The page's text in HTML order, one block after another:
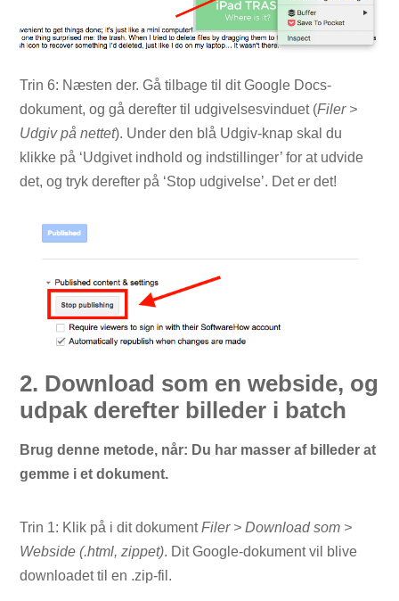
Trin 6: Næsten der. Gå tilbage til dit Google Docs-
dokument, og gå derefter til udgivelsesvinduet (Filer >
Udgiv på nettet). Under den blå Udgiv-knap skal du
klikke på ‘Udgivet indhold og indstillinger’ for at udvide
det, og tryk derefter på ‘Stop udgivelse’. Det er det!
2. Download som en webside, og
udpak derefter billeder i batch
Brug denne metode, når: Du har masser af billeder at
gemme i et dokument.
Trin 1: Klik på i dit dokumentFiler > Download som >
Webside (.html, zippet). Dit Google-dokument vil blive
downloadet til en .zip-fil.